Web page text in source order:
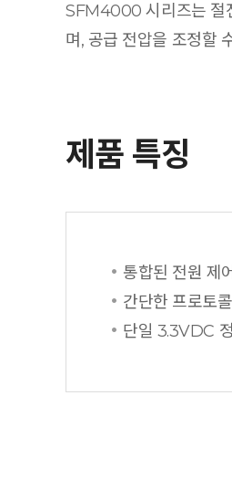
SFM4000 시리즈는 절
며, 공급 전압을 조정할
제품 특징
통합된 전원 제
간단한 프로토
단일 3.3VDC